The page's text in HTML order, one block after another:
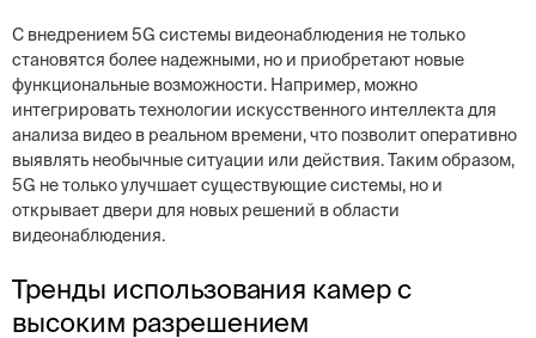
С внедрением 5G системы видеонаблюдения не только
становятся более надежными, но и приобретают новые
функциональные возможности. Например, можно
интегрировать технологии искусственного интеллекта для
анализа видео в реальном времени, что позволит оперативно
выявлять необычные ситуации или действия. Таким образом,
5G не только улучшает существующие системы, но и
открывает двери для новых решений в области
видеонаблюдения.
Тренды использования камер с
высоким разрешением